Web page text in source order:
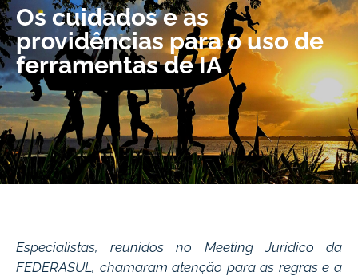
Os cuidados e as
providências para o uso de
ferramentas de IA
Especialistas, reunidos no Meeting Jurídico da
FEDERASUL, chamaram atenção para as regras e a